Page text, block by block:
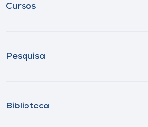
Cursos
Pesquisa
Biblioteca